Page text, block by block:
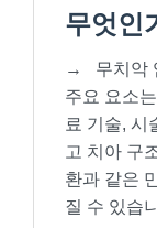
무엇인
→
무치악
주요 요소
료 기술, 시
고 치아 구
환과 같은
질 수 있습